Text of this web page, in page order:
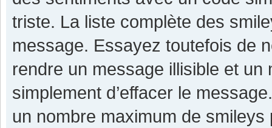
triste. La liste complète des
message. Essayez toutefois de
rendre un message illisible et
simplement d’effacer le
un nombre maximum de smileys